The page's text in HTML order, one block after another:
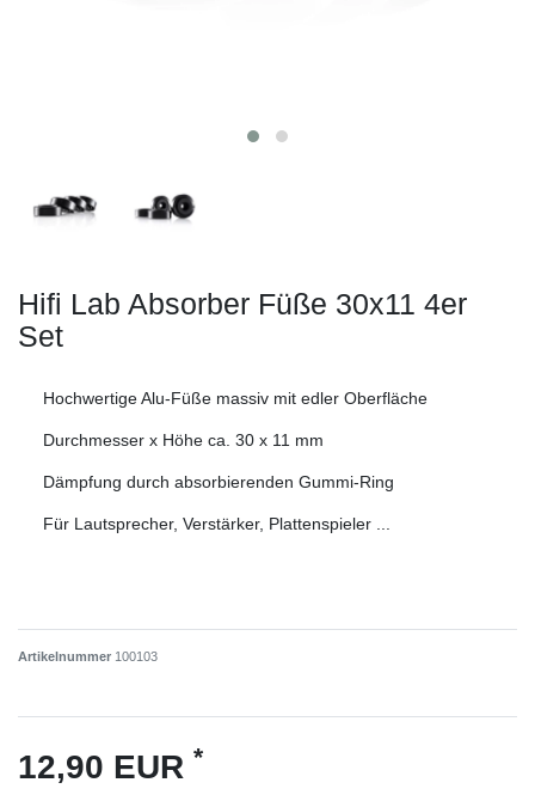
Hifi Lab Absorber Füße 30x11 4er
Set
Hochwertige Alu-Füße massiv mit edler Oberfläche
Durchmesser x Höhe ca. 30 x 11 mm
Dämpfung durch absorbierenden Gummi-Ring
Für Lautsprecher, Verstärker, Plattenspieler ...
Artikelnummer 100103
12,90 EUR *